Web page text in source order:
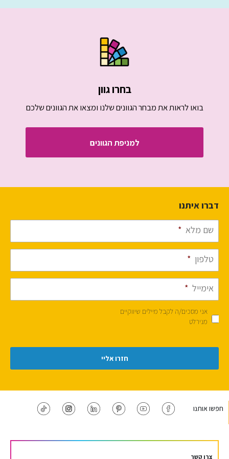
בחרו גוון
בואו לראות את מבחר הגוונים שלנו ומצאו את הגוונים שלכם
למניפת הגוונים
דברו איתנו
שם מלא *
טלפון *
אימייל *
אני מסכים/ה לקבל מיילים שיווקיים
מנירלט
חפשו אותנו
צרו קשר